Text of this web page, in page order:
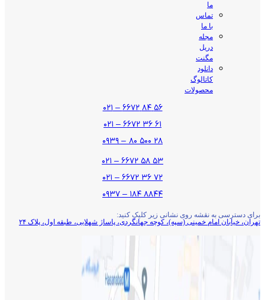
ما
تماس
با ما
مجله
دریل
مگنت
دانلود
کاتالوگ
محصولات
۵۶ ۸۴ ۶۶۷۲ – ۰۲۱
۶۱ ۳۶ ۶۶۷۲ – ۰۲۱
۲۸ ۵۰۰ ۸۰ – ۰۹۳۹
۵۳ ۵۸ ۶۶۷۲ – ۰۲۱
۷۲ ۳۶ ۶۶۷۲ – ۰۲۱
۸۸۴۴ ۱۸۴ – ۰۹۳۷
برای دسترسی به نقشه روی نشانی زیر کلیک کنید:
تهران، خیابان امام خمینی (سپه)، کوچه جهانگردی،‌ پاساژ شهلایی، طبقه اول، پلاک ۲۴